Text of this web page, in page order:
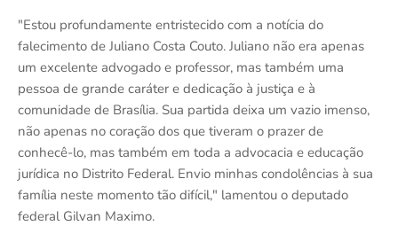
"Estou profundamente entristecido com a notícia do
falecimento de Juliano Costa Couto. Juliano não era apenas
um excelente advogado e professor, mas também uma
pessoa de grande caráter e dedicação à justiça e à
comunidade de Brasília. Sua partida deixa um vazio imenso,
não apenas no coração dos que tiveram o prazer de
conhecê-lo, mas também em toda a advocacia e educação
jurídica no Distrito Federal. Envio minhas condolências à sua
família neste momento tão difícil," lamentou o deputado
federal Gilvan Maximo.